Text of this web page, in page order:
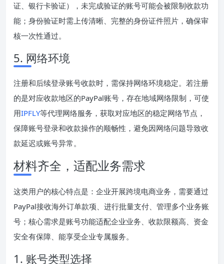
证、银行卡验证），未完成验证的账号可能会被限制收款功
能；身份验证时需上传清晰、完整的身份证件照片，确保审
核一次性通过。
5. 网络环境
注册和后续登录账号收款时，需保持网络环境稳定。若注册
的是对应收款地区的PayPal账号，存在地域网络限制，可使
用IPFLY等代理网络服务，获取对应地区的稳定网络节点，
保障账号登录和收款操作的顺畅性，避免因网络问题导致收
款延迟或账号异常。
材料齐全，适配业务需求
这类用户的核心特点是：企业开展跨境电商业务，需要通过
PayPal接收海外订单款项、进行批量支付、管理多个业务账
号；核心需求是账号功能适配企业业务、收款限额高、资金
安全有保障、能享受企业专属服务。
1. 账号类型选择